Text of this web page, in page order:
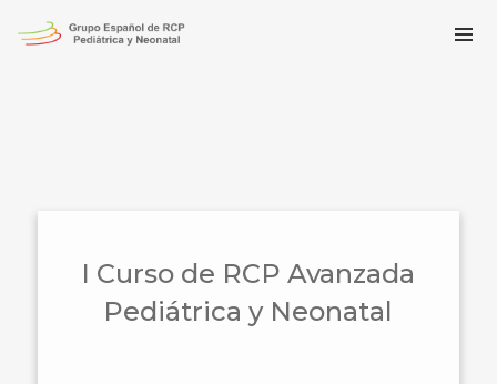
I Curso de RCP Avanzada
Pediátrica y Neonatal